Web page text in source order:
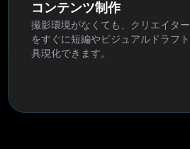
コンテンツ制作
撮影環境がなくても、クリエイタ
をすぐに短編やビジュアルドラフ
具現化できます。